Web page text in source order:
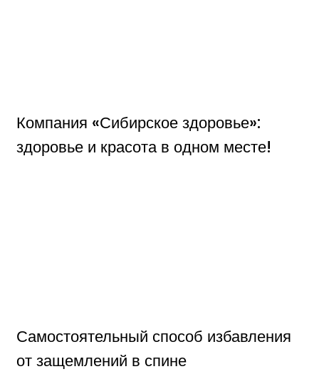
Компания «Сибирское здоровье»:
здоровье и красота в одном месте!
Самостоятельный способ избавления
от защемлений в спине